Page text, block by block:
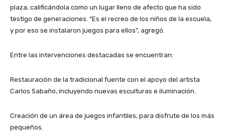
plaza, calificándola como un lugar lleno de afecto que ha sido
testigo de generaciones. “Es el recreo de los niños de la escuela,
y por eso se instalaron juegos para ellos”, agregó.
Entre las intervenciones destacadas se encuentran:
Restauración de la tradicional fuente con el apoyo del artista
Carlos Sabaño, incluyendo nuevas esculturas e iluminación.
Creación de un área de juegos infantiles, para disfrute de los más
pequeños.